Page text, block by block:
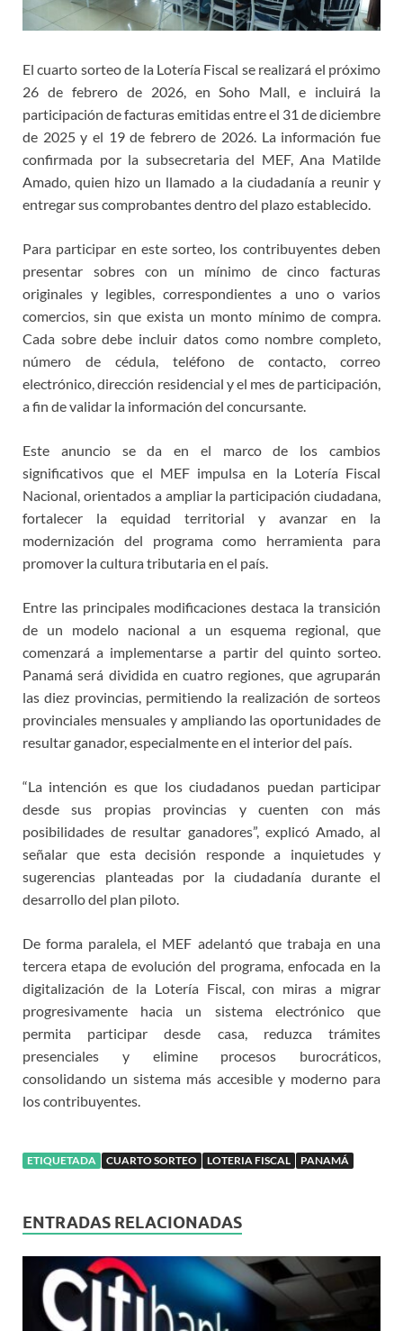
El cuarto sorteo de la Lotería Fiscal se realizará el próximo
26 de febrero de 2026, en Soho Mall, e incluirá la
participación de facturas emitidas entre el 31 de diciembre
de 2025 y el 19 de febrero de 2026. La información fue
confirmada por la subsecretaria del MEF, Ana Matilde
Amado, quien hizo un llamado a la ciudadanía a reunir y
entregar sus comprobantes dentro del plazo establecido.
Para participar en este sorteo, los contribuyentes deben
presentar sobres con un mínimo de cinco facturas
originales y legibles, correspondientes a uno o varios
comercios, sin que exista un monto mínimo de compra.
Cada sobre debe incluir datos como nombre completo,
número de cédula, teléfono de contacto, correo
electrónico, dirección residencial y el mes de participación,
a fin de validar la información del concursante.
Este anuncio se da en el marco de los cambios
significativos que el MEF impulsa en la Lotería Fiscal
Nacional, orientados a ampliar la participación ciudadana,
fortalecer la equidad territorial y avanzar en la
modernización del programa como herramienta para
promover la cultura tributaria en el país.
Entre las principales modificaciones destaca la transición
de un modelo nacional a un esquema regional, que
comenzará a implementarse a partir del quinto sorteo.
Panamá será dividida en cuatro regiones, que agruparán
las diez provincias, permitiendo la realización de sorteos
provinciales mensuales y ampliando las oportunidades de
resultar ganador, especialmente en el interior del país.
“La intención es que los ciudadanos puedan participar
desde sus propias provincias y cuenten con más
posibilidades de resultar ganadores”, explicó Amado, al
señalar que esta decisión responde a inquietudes y
sugerencias planteadas por la ciudadanía durante el
desarrollo del plan piloto.
De forma paralela, el MEF adelantó que trabaja en una
tercera etapa de evolución del programa, enfocada en la
digitalización de la Lotería Fiscal, con miras a migrar
progresivamente hacia un sistema electrónico que
permita participar desde casa, reduzca trámites
presenciales y elimine procesos burocráticos,
consolidando un sistema más accesible y moderno para
los contribuyentes.
ETIQUETADA CUARTO SORTEO LOTERIA FISCAL PANAMÁ
ENTRADAS RELACIONADAS